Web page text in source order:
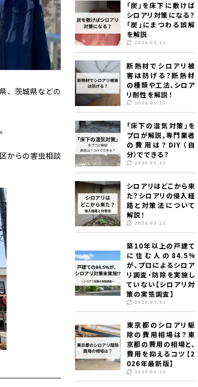
、茨城県などの
からの害虫相談
「炭」を床下に敷けば
シロアリ対策になる？
「炭」にまつわる誤解
を解説
2026.03.21
断熱材でシロアリ被
害は防げる？断熱材
の種類や工法、シロア
リ耐性を解説！
2026.05.11
「床下の湿気対策」を
プロが解説。専門業者
の費用は？DIY（自
分）でできる？
2026.03.21
シロアリはどこから来
た？シロアリの侵入経
路と対策法について
解説！
2026.03.21
築10年以上の戸建て
に住む人の84.5%
が、プロによるシロア
リ調査・防除を実施し
ていない【シロアリ対
策の実態調査】
2025.07.01
東京都のシロアリ駆
除の費用相場は？東
京都の費用の相場と、
費用を抑えるコツ【2
026年最新版】
2026.01.16